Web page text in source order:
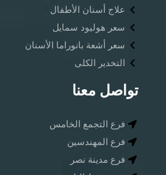
علاج أسنان الأطفال
سعر هوليود سمايل
سعر أشعة بانوراما الأسنان ​
التخدير الكلى
تواصل معنا
فرع التجمع الخامس
فرع المهندسين
فرع مدينة نصر